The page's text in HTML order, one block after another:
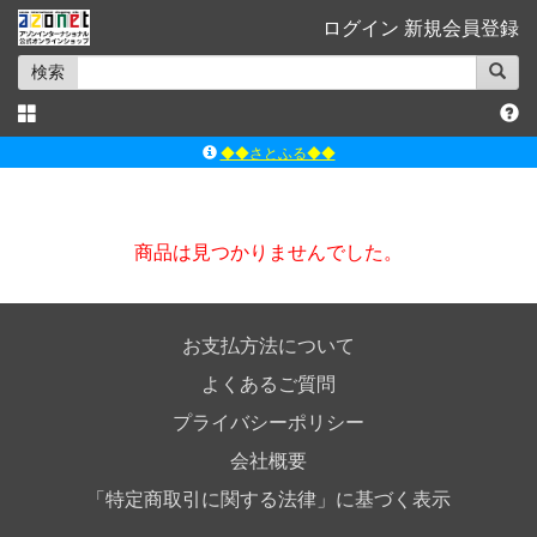
ログイン 新規会員登録
検索
◆◆さとふる◆◆
ｱｿﾞﾝｵﾝﾗｲﾝｼｮｯﾌﾟX
商品は見つかりませんでした。
お支払方法について
よくあるご質問
プライバシーポリシー
会社概要
「特定商取引に関する法律」に基づく表示